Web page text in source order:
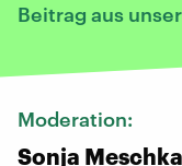
Beitrag aus
Moderation:
Sonja